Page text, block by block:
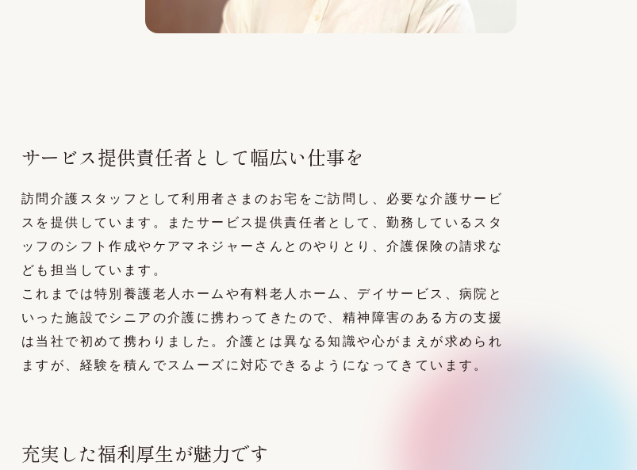
サービス提供責任者として幅広い仕事を
訪問介護スタッフとして利用者さまのお宅をご訪問し、必要な介護サービ
スを提供しています。またサービス提供責任者として、勤務しているスタ
ッフのシフト作成やケアマネジャーさんとのやりとり、介護保険の請求な
ども担当しています。
これまでは特別養護老人ホームや有料老人ホーム、デイサービス、病院と
いった施設でシニアの介護に携わってきたので、精神障害のある方の支援
は当社で初めて携わりました。介護とは異なる知識や心がまえが求められ
ますが、経験を積んでスムーズに対応できるようになってきています。
充実した福利厚生が魅力です